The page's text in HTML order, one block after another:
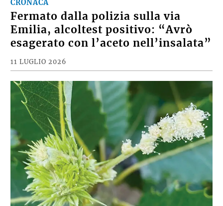
CRONACA
Fermato dalla polizia sulla via
Emilia, alcoltest positivo: “Avrò
esagerato con l’aceto nell’insalata”
11 LUGLIO 2026